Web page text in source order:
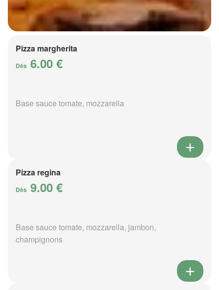
Pizza margherita
Dès 6.00 €
Base sauce tomate, mozzarella
Pizza regina
Dès 9.00 €
Base sauce tomate, mozzarella, jambon,
champignons